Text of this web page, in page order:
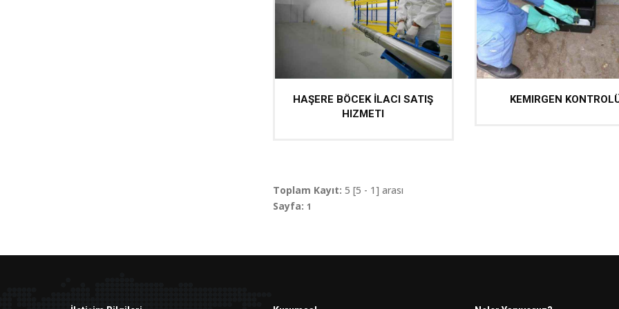
HAŞERE BÖCEK İLACI SATIŞ
HIZMETI
KEMIRGEN
Toplam Kayıt: 5 [5 - 1] arası
Sayfa: 1